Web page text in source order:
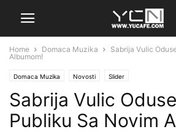
Home Domaca Muzika
Sabrija Vulic
Albumom!
Domaca Muzika Novosti Slider
Sabrija Vulic
Publiku Sa Novim